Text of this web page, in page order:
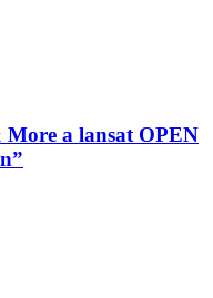
a lansat OPEN